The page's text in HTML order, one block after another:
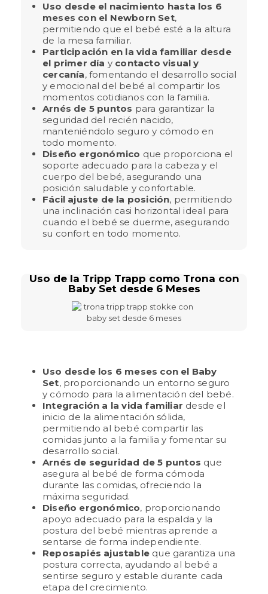
Uso desde el nacimiento hasta los 6
meses con el Newborn Set,
permitiendo que el bebé esté a la altura
de la mesa familiar.
Participación en la vida familiar desde
el primer día y contacto visual y
cercanía, fomentando el desarrollo social
y emocional del bebé al compartir los
momentos cotidianos con la familia.
Arnés de 5 puntos para garantizar la
seguridad del recién nacido,
manteniéndolo seguro y cómodo en
todo momento.
Diseño ergonómico que proporciona el
soporte adecuado para la cabeza y el
cuerpo del bebé, asegurando una
posición saludable y confortable.
Fácil ajuste de la posición, permitiendo
una inclinación casi horizontal ideal para
cuando el bebé se duerme, asegurando
su confort en todo momento.
Uso de la Tripp Trapp como Trona con
Baby Set desde 6 Meses
Uso desde los 6 meses con el Baby
Set, proporcionando un entorno seguro
y cómodo para la alimentación del bebé.
Integración a la vida familiar desde el
inicio de la alimentación sólida,
permitiendo al bebé compartir las
comidas junto a la familia y fomentar su
desarrollo social.
Arnés de seguridad de 5 puntos que
asegura al bebé de forma cómoda
durante las comidas, ofreciendo la
máxima seguridad.
Diseño ergonómico, proporcionando
apoyo adecuado para la espalda y la
postura del bebé mientras aprende a
sentarse de forma independiente.
Reposapiés ajustable que garantiza una
postura correcta, ayudando al bebé a
sentirse seguro y estable durante cada
etapa del crecimiento.